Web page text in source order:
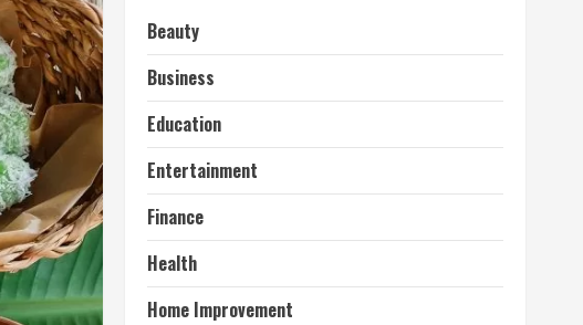
Beauty
Business
Education
Entertainment
Finance
Health
Home Improvement